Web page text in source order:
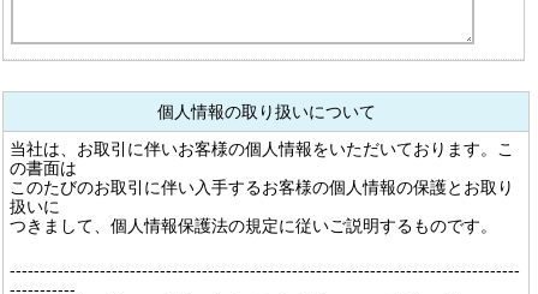
個人情報の取り扱いについて
当社は、お取引に伴いお客様の個人情報をいただいております。こ
の書面は
このたびのお取引に伴い入手するお客様の個人情報の保護とお取り
扱いに
つきまして、個人情報保護法の規定に従いご説明するものです。
-------------------------------------------------------------------------------------
-----------